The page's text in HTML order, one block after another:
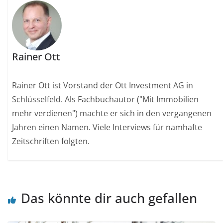
Rainer Ott
Rainer Ott ist Vorstand der Ott Investment AG in
Schlüsselfeld. Als Fachbuchautor ("Mit Immobilien
mehr verdienen") machte er sich in den vergangenen
Jahren einen Namen. Viele Interviews für namhafte
Zeitschriften folgten.
Das könnte dir auch gefallen